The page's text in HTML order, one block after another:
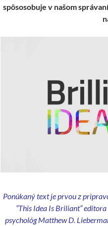
spôsosobuje v našom
Ponúkaný text je prvou z
“This Idea Is Briliant”
psychológ Matthew D.